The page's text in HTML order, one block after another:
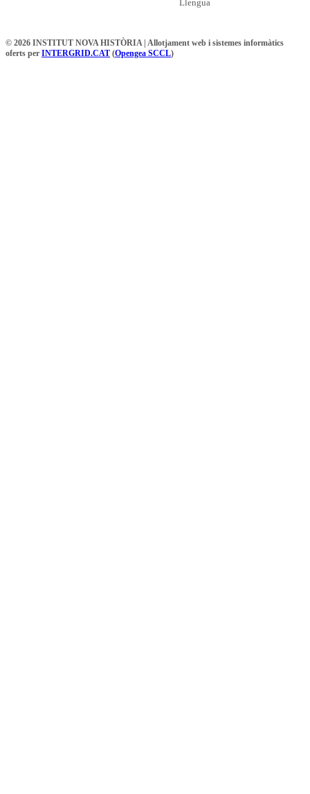
Llengua
© 2026 INSTITUT NOVA HISTÒRIA | Allotjament web i sistemes informàtics
oferts per INTERGRID.CAT (Opengea SCCL)